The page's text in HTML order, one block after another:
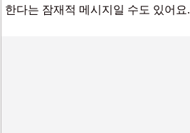
한다는 잠재적 메시지일 수도 있어요.